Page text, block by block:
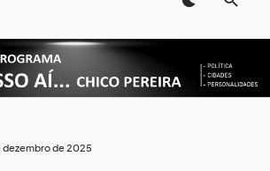
dezembro de 2025